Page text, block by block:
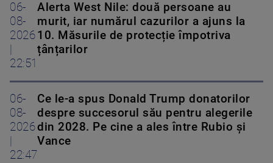
06-
08-
2026
22:51
Alerta West Nile: două persoane au
murit, iar numărul cazurilor a ajuns la
10. Măsurile de protecție împotriva
țânțarilor
06-
08-
2026
22:47
Ce le-a spus Donald Trump donatorilor
despre succesorul său pentru alegerile
din 2028. Pe cine a ales între Rubio și
Vance